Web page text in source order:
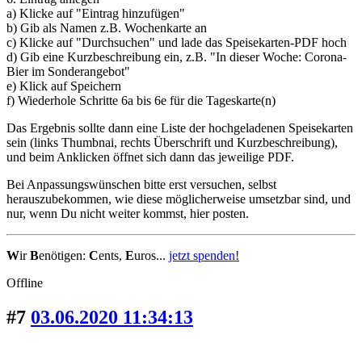
a) Klicke auf "Eintrag hinzufügen"
b) Gib als Namen z.B. Wochenkarte an
c) Klicke auf "Durchsuchen" und lade das Speisekarten-PDF hoch
d) Gib eine Kurzbeschreibung ein, z.B. "In dieser Woche: Corona-
Bier im Sonderangebot"
e) Klick auf Speichern
f) Wiederhole Schritte 6a bis 6e für die Tageskarte(n)
Das Ergebnis sollte dann eine Liste der hochgeladenen Speisekarten
sein (links Thumbnai, rechts Überschrift und Kurzbeschreibung),
und beim Anklicken öffnet sich dann das jeweilige PDF.
Bei Anpassungswünschen bitte erst versuchen, selbst
herauszubekommen, wie diese möglicherweise umsetzbar sind, und
nur, wenn Du nicht weiter kommst, hier posten.
WirBenötigen: Cents, Euros... jetzt spenden!
Offline
#7 03.06.2020 11:34:13